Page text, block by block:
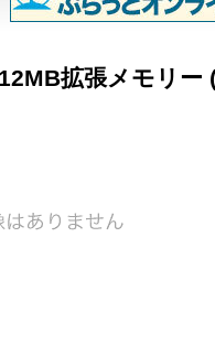
拡張メモリー